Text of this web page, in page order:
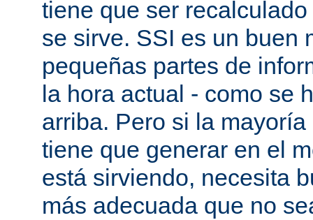
tiene que ser
se sirve. SSI es un buen
pequeñas partes de
la hora actual - como se
arriba. Pero si la
tiene que generar en el
está sirviendo, necesita
más adecuada que no